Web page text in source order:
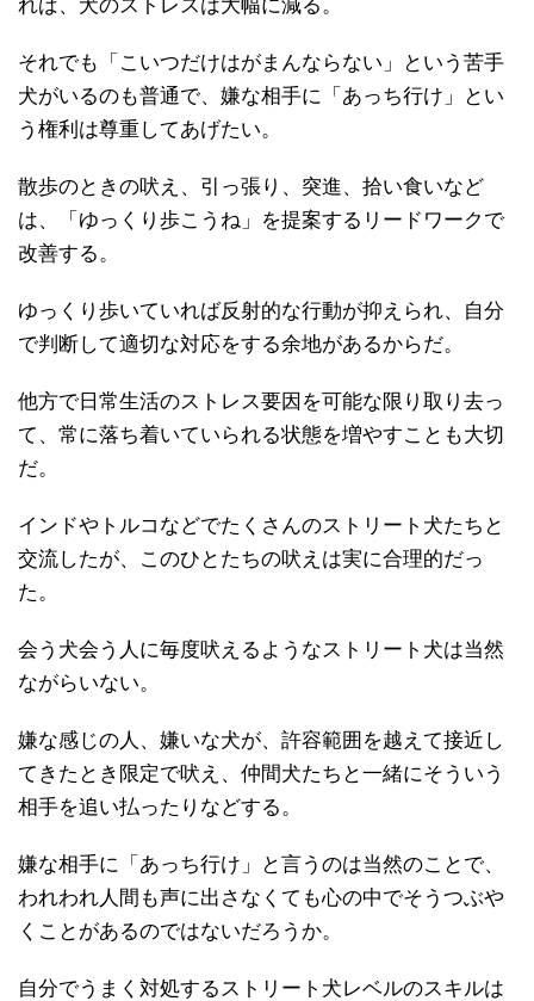
れば、犬のストレスは大幅に減る。
それでも「こいつだけはがまんならない」という苦手
犬がいるのも普通で、嫌な相手に「あっち行け」とい
う権利は尊重してあげたい。
散歩のときの吠え、引っ張り、突進、拾い食いなど
は、「ゆっくり歩こうね」を提案するリードワークで
改善する。
ゆっくり歩いていれば反射的な行動が抑えられ、自分
で判断して適切な対応をする余地があるからだ。
他方で日常生活のストレス要因を可能な限り取り去っ
て、常に落ち着いていられる状態を増やすことも大切
だ。
インドやトルコなどでたくさんのストリート犬たちと
交流したが、このひとたちの吠えは実に合理的だっ
た。
会う犬会う人に毎度吠えるようなストリート犬は当然
ながらいない。
嫌な感じの人、嫌いな犬が、許容範囲を越えて接近し
てきたとき限定で吠え、仲間犬たちと一緒にそういう
相手を追い払ったりなどする。
嫌な相手に「あっち行け」と言うのは当然のことで、
われわれ人間も声に出さなくても心の中でそうつぶや
くことがあるのではないだろうか。
自分でうまく対処するストリート犬レベルのスキルは